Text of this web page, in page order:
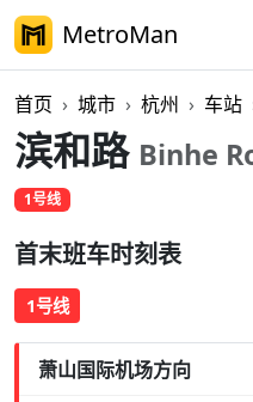
MetroMan
首页 城市 杭州 车站
滨和路 Binhe
1号线
首末班车时刻表
1号线
萧山国际机场方向